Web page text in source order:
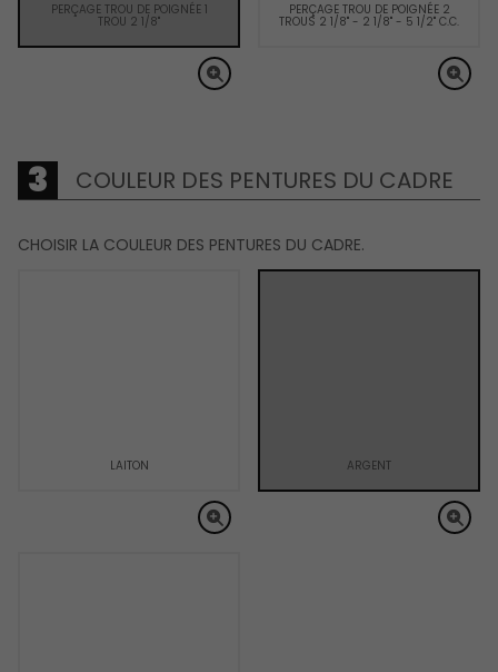
PERÇAGE TROU DE POIGNÉE 1
TROU 2 1/8"
PERÇAGE TROU DE POIGNÉE 2
TROUS 2 1/8" - 2 1/8" - 5 1/2" C.C.
COULEUR DES PENTURES DU CADRE
CHOISIR LA COULEUR DES PENTURES DU CADRE.
LAITON ARGENT